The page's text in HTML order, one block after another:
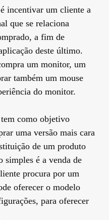
incentivar um cliente a
que se relaciona
a fim de
deste último.
um monitor, um
também um mouse
do monitor.
como objetivo
uma versão mais cara
de um produto
é a venda de
procura por um
oferecer o modelo
para oferecer